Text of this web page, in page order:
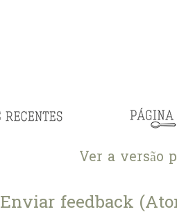
Ver a versão
Enviar feedback